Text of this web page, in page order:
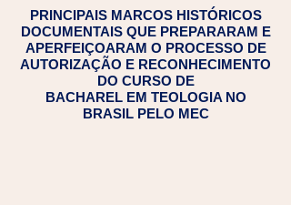
reconhecimento legal do curso de
Teologia no Brasil
PRINCIPAIS MARCOS HISTÓRICOS
DOCUMENTAIS QUE PREPARARAM E
APERFEIÇOARAM O PROCESSO DE
AUTORIZAÇÃO E RECONHECIMENTO
DO CURSO DE
BACHAREL EM TEOLOGIA NO
BRASIL PELO MEC